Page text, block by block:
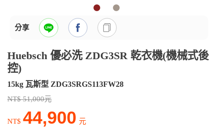
分享
Huebsch 優必洗 ZDG3SR 乾衣機(機械式後
控)
15kg 瓦斯型 ZDG3SRGS113FW28
NT$ 51,000元
NT$ 44,900 元